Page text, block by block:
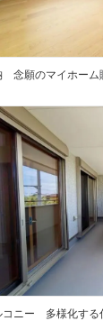
念願のマイホー
ニー